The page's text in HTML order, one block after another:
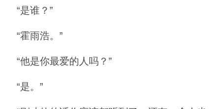
“是谁？”
“霍雨浩。”
“他是你最爱的人吗？”
“是。”